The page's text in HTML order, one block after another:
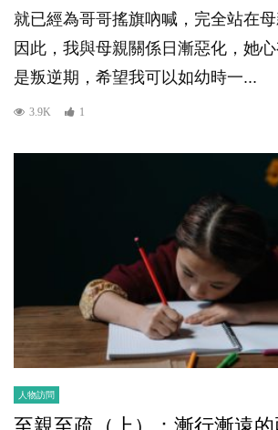
就已經為哥哥搖旗吶喊，完全站在母
因此，我與母親關係日漸惡化，她
是叛逆期，希望我可以如幼時一...
3.9K 1
人物訪問